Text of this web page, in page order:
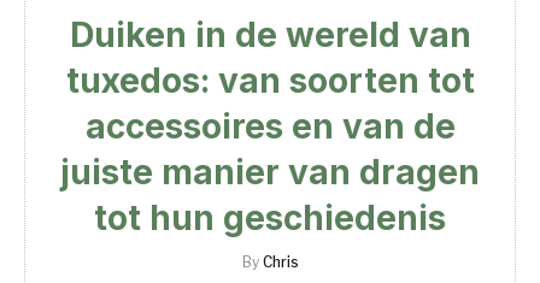
Duiken in de wereld van
tuxedos: van soorten tot
accessoires en van de
juiste manier van dragen
tot hun geschiedenis
By Chris